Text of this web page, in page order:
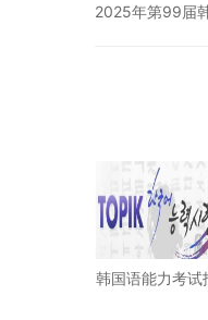
2025年第99届
韩国语能力考试